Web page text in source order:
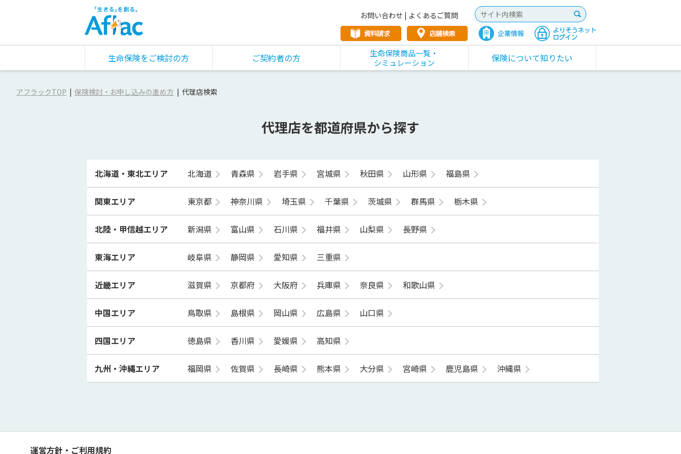
お問い合わせ | よくあるご質問
生命保険をご検討の方 ご契約者の方
生命保険商品一覧・
シミュレーション
保険について知りたい
アフラックTOP 保険検討・お申し込みの進め方 代理店検索
代理店を都道府県から探す
北海道・東北エリア 北海道 青森県 岩手県 宮城県 秋田県 山形県 福島県
関東エリア 東京都 神奈川県 埼玉県 千葉県 茨城県 群馬県 栃木県
北陸・甲信越エリア 新潟県 富山県 石川県 福井県 山梨県 長野県
東海エリア 岐阜県 静岡県 愛知県 三重県
近畿エリア 滋賀県 京都府 大阪府 兵庫県 奈良県 和歌山県
中国エリア 鳥取県 島根県 岡山県 広島県 山口県
四国エリア 徳島県 香川県 愛媛県 高知県
九州・沖縄エリア 福岡県 佐賀県 長崎県 熊本県 大分県 宮崎県 鹿児島県 沖縄県
運営方針・ご利用規約